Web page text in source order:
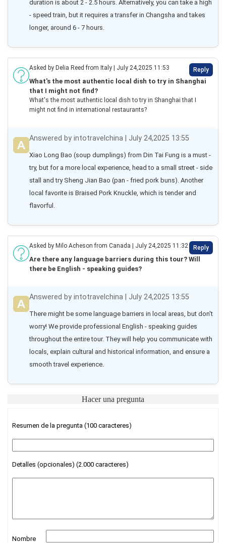
duration is about 2 - 2.5 hours. Alternatively, you can take a high
- speed train, but it requires a transfer in Changsha and takes
longer, around 6 - 7 hours.
Asked by Delia Reed from Italy | July 24,2025 11:53 Reply
What's the most authentic local dish to try in Shanghai
that I might not find?
What's the most authentic local dish to try in Shanghai that I
might not find in international restaurants?
Answered by intotravelchina | July 24,2025 13:55
Xiao Long Bao (soup dumplings) from Din Tai Fung is a must -
try, but for a more local experience, head to a small street - side
stall and try Sheng Jian Bao (pan - fried pork buns). Another
local favorite is Braised Pork Knuckle, which is tender and
flavorful.
Asked by Milo Acheson from Canada | July 24,2025 11:32 Reply
Are there any language barriers during this tour? Will
there be English - speaking guides?
Answered by intotravelchina | July 24,2025 13:55
There might be some language barriers in local areas, but don't
worry! We provide professional English - speaking guides
throughout the entire tour. They will help you communicate with
locals, explain cultural and historical information, and ensure a
smooth travel experience.
Hacer una pregunta
Resumen de la pregunta (100 caracteres)
Detalles (opcionales) (2.000 caracteres)
Nombre